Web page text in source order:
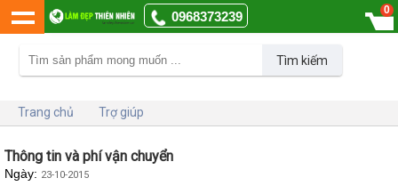
0968373239 0
Tìm kiếm
Trang chủ Trợ giúp
Thông tin và phí vận chuyển
Ngày: 23-10-2015